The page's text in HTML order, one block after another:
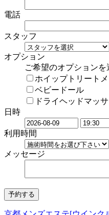
電話
スタッフ
オプション
ご希望のオプションを
ホイップトリートメ
ベビードール
ドライヘッドマッ
日時
利用時間
メッセージ